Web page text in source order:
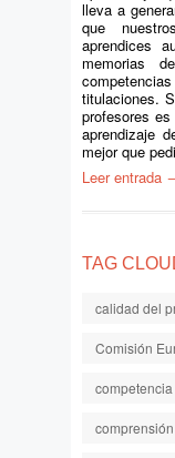
lleva a
que
aprendices
memorias
titulaciones.
profesores
aprendizaje
mejor que
Leer entrada
TAG
calidad del
Comisión